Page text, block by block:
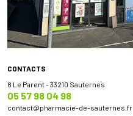
CONTACTS
8 Le Parent - 33210 Sauternes
05 57 98 04 98
contact@pharmacie-de-sauternes.fr